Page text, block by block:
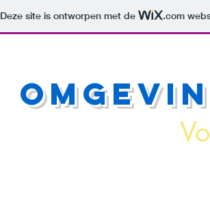
Deze site is ontworpen met de .com